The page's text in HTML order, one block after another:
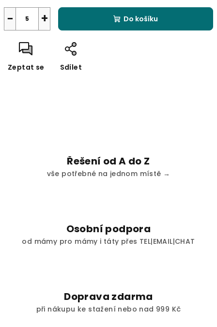
+
− Do košíku
Zeptat se Sdílet
Řešení od A do Z
vše potřebné na jednom místě →
Osobní podpora
od mámy pro mámy i táty přes TEL|EMAIL|CHAT
Doprava zdarma
při nákupu ke stažení nebo nad 999 Kč